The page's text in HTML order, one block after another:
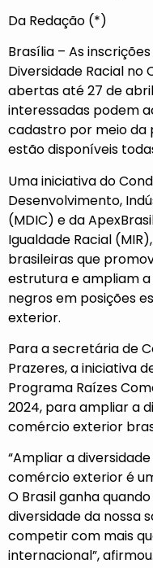
Da Redação (*)
Brasília – As
Diversidade Racial no
abertas até 27 de
interessadas podem
cadastro por meio da
estão disponíveis
Uma iniciativa do
Desenvolvimento,
(MDIC) e da
Igualdade Racial
brasileiras que
estrutura e ampliam
negros em posições
exterior.
Para a secretária de
Prazeres, a iniciativa
Programa Raízes
2024, para ampliar a
comércio exterior
“Ampliar a
comércio exterior é
O Brasil ganha
diversidade da nossa
competir com mais
internacional”, afirmou.